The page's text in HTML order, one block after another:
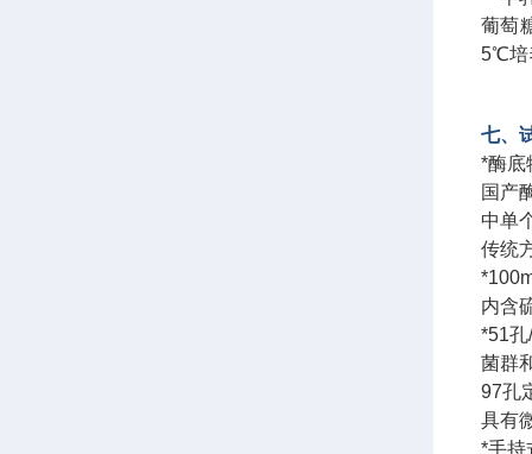
葡萄
5℃培
七、
*酶底
国产
中单
传统
内含
*51
菌群
97孔
具有
*手持